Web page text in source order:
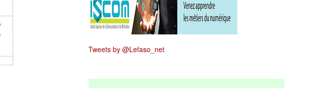
Tweets by @Lefaso_net